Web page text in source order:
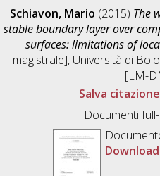
Schiavon, Mario (2015) The
stable boundary layer over
surfaces: limitations of
magistrale], Università di
[LM-
Salva citazione
Documenti